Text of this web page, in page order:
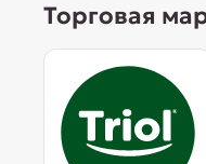
Торговая